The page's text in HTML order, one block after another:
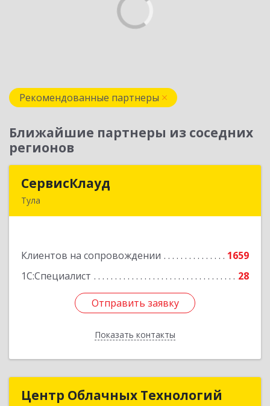
Рекомендованные партнеры
Ближайшие партнеры из соседних
регионов
СервисКлауд
Тула
Клиентов на сопровождении
1659
1С:Специалист
28
Отправить заявку
Показать контакты
Подробнее
Отправить заявку
Назад
Центр Облачных Технологий
Центр Облачных Технологий